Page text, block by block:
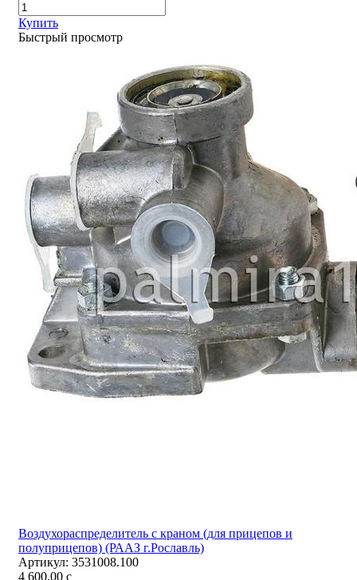
Купить
Быстрый просмотр
Воздухораспределитель с краном (для прицепов и
полуприцепов) (РААЗ г.Рославль)
Артикул: 3531008.100
4 600,00 c